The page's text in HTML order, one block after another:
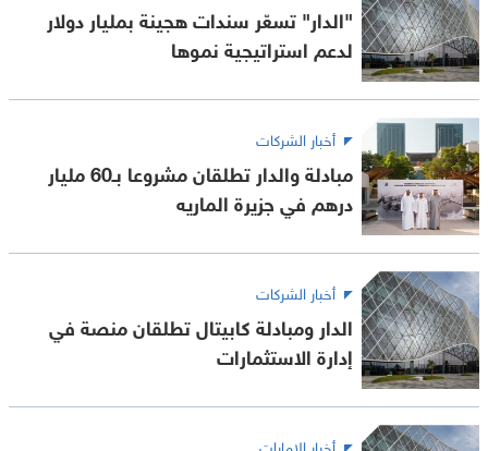
"الدار" تسعّر سندات هجينة بمليار دولار
لدعم استراتيجية نموها
أخبار الشركات
مبادلة والدار تطلقان مشروعا بـ60 مليار
درهم في جزيرة الماريه
أخبار الشركات
الدار ومبادلة كابيتال تطلقان منصة في
إدارة الاستثمارات
أخبار الإمارات